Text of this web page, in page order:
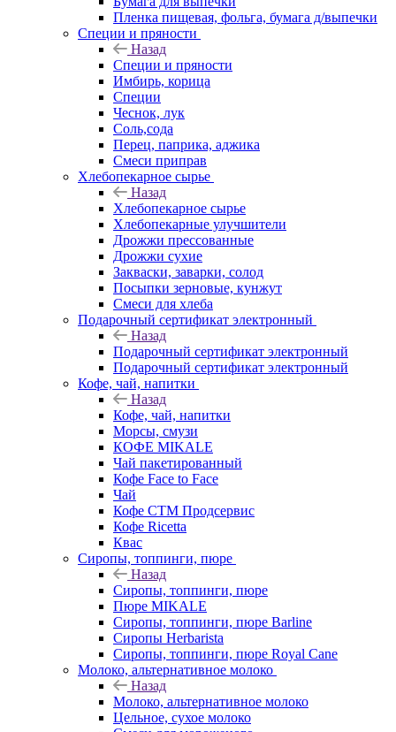
Пленка пищевая, фольга, бумага д/выпечки
Специи и пряности
Назад
Специи и пряности
Имбирь, корица
Специи
Чеснок, лук
Соль,сода
Перец, паприка, аджика
Смеси приправ
Хлебопекарное сырье
Назад
Хлебопекарное сырье
Хлебопекарные улучшители
Дрожжи прессованные
Дрожжи сухие
Закваски, заварки, солод
Посыпки зерновые, кунжут
Смеси для хлеба
Подарочный сертификат электронный
Назад
Подарочный сертификат электронный
Подарочный сертификат электронный
Кофе, чай, напитки
Назад
Кофе, чай, напитки
Морсы, смузи
КОФЕ MIKALE
Чай пакетированный
Кофе Face to Face
Чай
Кофе СТМ Продсервис
Кофе Ricetta
Квас
Сиропы, топпинги, пюре
Назад
Сиропы, топпинги, пюре
Пюре MIKALE
Сиропы, топпинги, пюре Barline
Сиропы Herbarista
Сиропы, топпинги, пюре Royal Cane
Молоко, альтернативное молоко
Назад
Молоко, альтернативное молоко
Цельное, сухое молоко